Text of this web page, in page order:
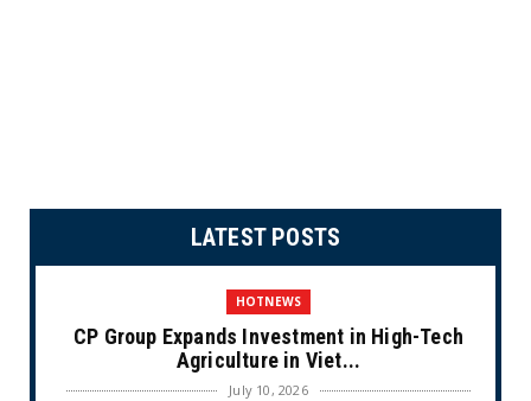
LATEST POSTS
HOTNEWS
CP Group Expands Investment in High-Tech
Agriculture in Viet...
July 10, 2026